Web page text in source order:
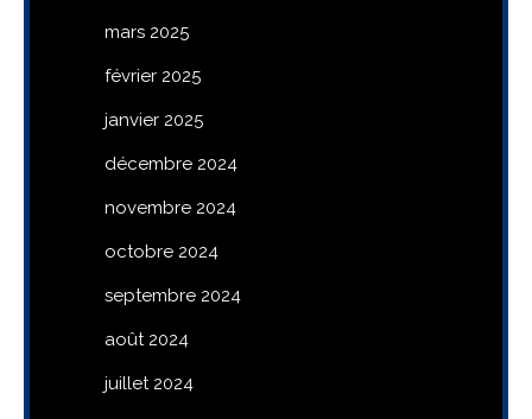
mars 2025
février 2025
janvier 2025
décembre 2024
novembre 2024
octobre 2024
septembre 2024
août 2024
juillet 2024